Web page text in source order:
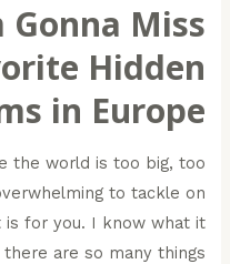
Gonna Miss
Hidden
in Europe
the world is too big, too
to tackle on
for you. I know what it
are so many things